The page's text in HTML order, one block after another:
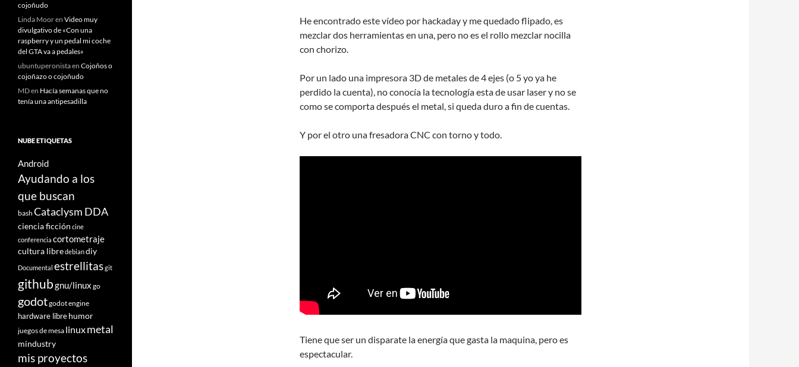
He encontrado este vídeo por hackaday y me quedado flipado, es
mezclar dos herramientas en una, pero no es el rollo mezclar nocilla
con chorizo.
Por un lado una impresora 3D de metales de 4 ejes (o 5 yo ya he
perdido la cuenta), no conocía la tecnología esta de usar laser y no se
como se comporta después el metal, si queda duro a fin de cuentas.
Y por el otro una fresadora CNC con torno y todo.
Tiene que ser un disparate la energía que gasta la maquina, pero es
espectacular.
cojoñudo
Linda Mooren Video muy
divulgativo de «Con una
raspberry y un pedal mi coche
del GTA va a pedales»
ubuntuperonistaen Cojoños o
cojoñazo o cojoñudo
MDen Hacía semanas que no
tenía una antipesadilla
NUBE ETIQUETAS
Android
Ayudando a los
que buscan
bash Cataclysm DDA
ciencia ficción cine
conferencia cortometraje
cultura libredebiandiy
Documental estrellitasgit
githubgnu/linux go
godotgodot engine
hardware librehumor
juegos de mesa linuxmetal
mindustry
mis proyectos